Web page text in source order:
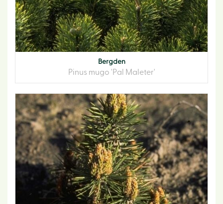
Bergden
Pinus mugo 'Pal Maleter'